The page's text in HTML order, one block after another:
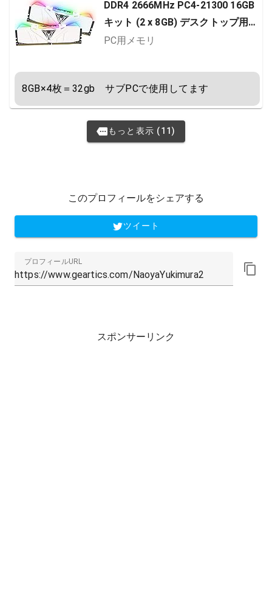
DDR4 2666MHz PC4-21300 16GB
キット (2 x 8GB) デスクトップ用メ
モリ ホワイトヒートシンク 永久保
PC用メモリ
8GB×4枚＝32gb　サブPCで使用してます
もっと表示 (11)
このプロフィールをシェアする
ツイート
プロフィールURL
スポンサーリンク